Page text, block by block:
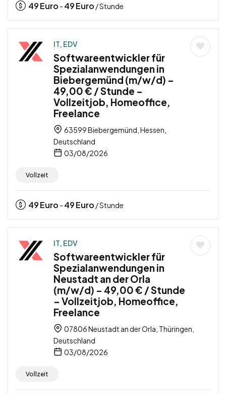
49Euro - 49Euro / Stunde
IT, EDV
Softwareentwickler für
Spezialanwendungen in
Biebergemünd (m/w/d) –
49,00 € / Stunde –
Vollzeitjob, Homeoffice,
Freelance
63599 Biebergemünd, Hessen,
Deutschland
03/08/2026
Vollzeit
49Euro - 49Euro / Stunde
IT, EDV
Softwareentwickler für
Spezialanwendungen in
Neustadt an der Orla
(m/w/d) – 49,00 € / Stunde
– Vollzeitjob, Homeoffice,
Freelance
07806 Neustadt an der Orla, Thüringen,
Deutschland
03/08/2026
Vollzeit